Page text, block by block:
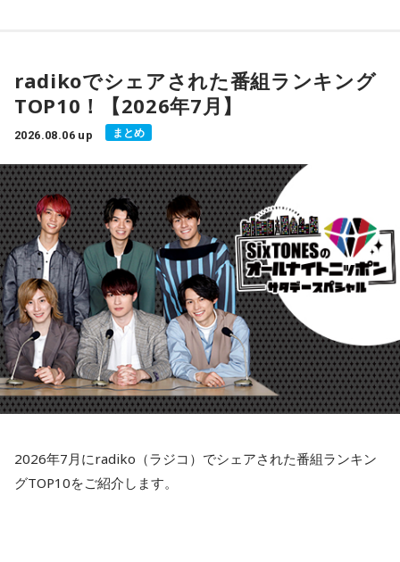
radikoでシェアされた番組ランキング
TOP10！【2026年7月】
2026.08.06 up まとめ
2026年7月にradiko（ラジコ）でシェアされた番組ランキン
グTOP10をご紹介します。